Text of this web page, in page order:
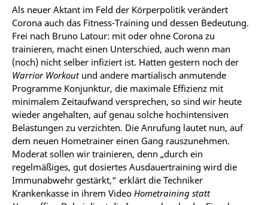
Als neuer Aktant im Feld der Körperpolitik verändert
Corona auch das Fitness-Training und dessen Bedeutung.
Frei nach Bruno Latour: mit oder ohne Corona zu
trainieren, macht einen Unterschied, auch wenn man
(noch) nicht selber infiziert ist. Hatten gestern noch der
Warrior Workoutund andere martialisch anmutende
Programme Konjunktur, die maximale Effizienz mit
minimalem Zeitaufwand versprechen, so sind wir heute
wieder angehalten, auf genau solche hochintensiven
Belastungen zu verzichten. Die Anrufung lautet nun, auf
dem neuen Hometrainer einen Gang rauszunehmen.
Moderat sollen wir trainieren, denn „durch ein
regelmäßiges, gut dosiertes Ausdauertraining wird die
Immunabwehr gestärkt,“ erklärt die Techniker
Krankenkasse in ihrem Video Hometraining statt